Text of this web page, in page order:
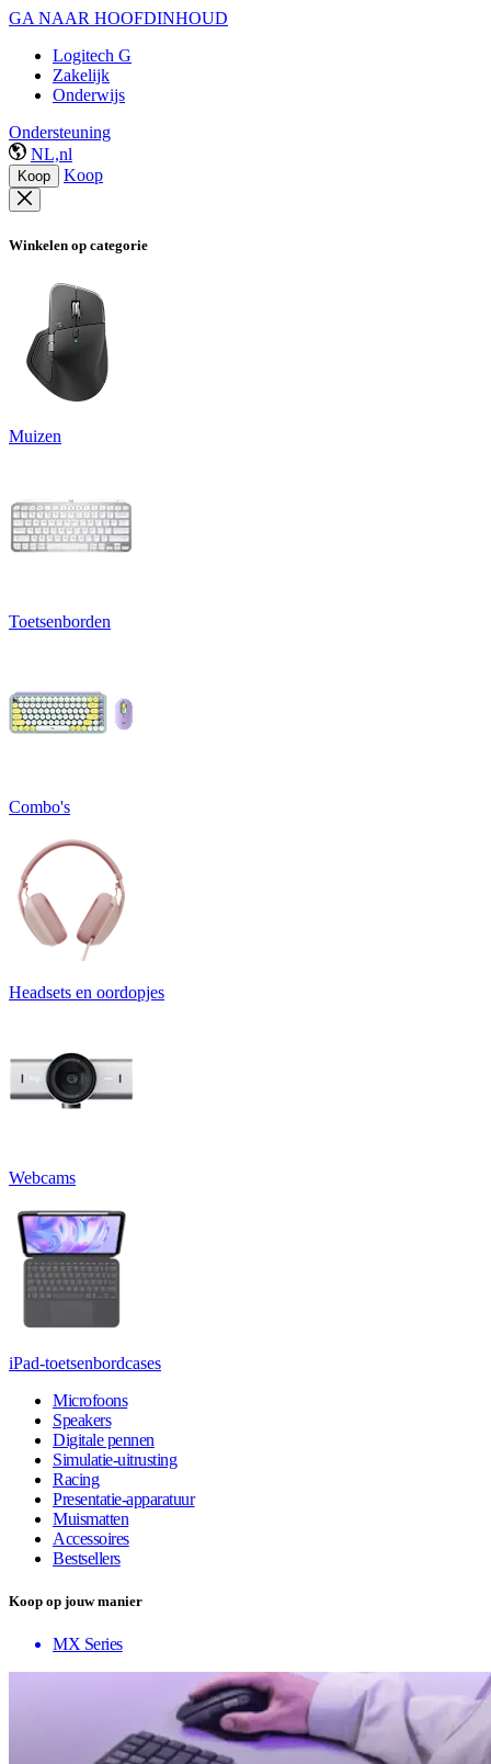
GA NAAR HOOFDINHOUD
Logitech G
Zakelijk
Onderwijs
Ondersteuning
NL,nl
Koop Koop
Winkelen op categorie
Muizen
Toetsenborden
Combo's
Headsets en oordopjes
Webcams
iPad-toetsenbordcases
Microfoons
Speakers
Digitale pennen
Simulatie-uitrusting
Racing
Presentatie-apparatuur
Muismatten
Accessoires
Bestsellers
Koop op jouw manier
MX Series